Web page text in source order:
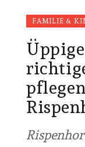
FAMILIE &